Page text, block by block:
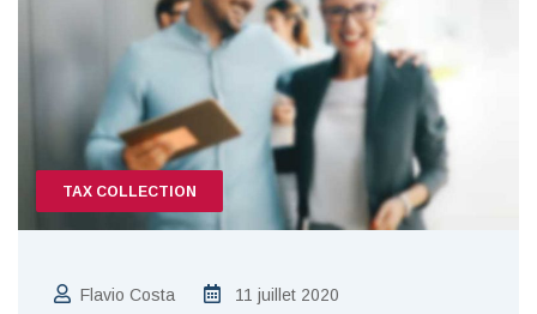
TAX COLLECTION
Flavio Costa
11 juillet 2020